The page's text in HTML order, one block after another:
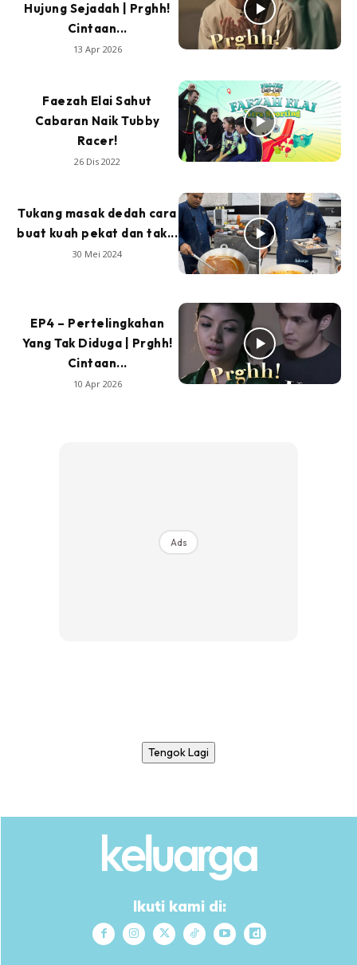
Hujung Sejadah | Prghh!
Cintaan...
13 Apr 2026
Faezah Elai Sahut
Cabaran Naik Tubby
Racer!
26 Dis 2022
Tukang masak dedah cara
buat kuah pekat dan tak...
30 Mei 2024
EP4 – Pertelingkahan
Yang Tak Diduga | Prghh!
Cintaan...
10 Apr 2026
Ads
Tengok Lagi
Ikuti kami di: